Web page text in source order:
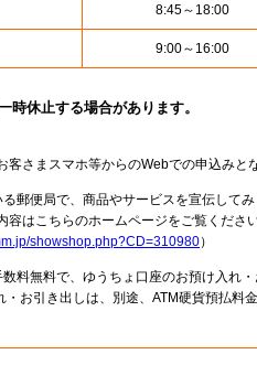
8:45～18:00
9:00～16:00
時休止する場合があります。
客さまスマホ等からのWebでの申込みと
郵便局で、商品やサービスを宣伝して
はこちらのホームページをご覧くださ
showshop.php?CD=310980）
料無料で、ゆうちょ口座のお預け入れ
お引き出しは、別途、ATM硬貨預払料